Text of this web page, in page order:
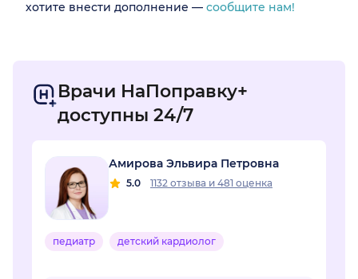
хотите внести дополнение — сообщите нам!
Врачи НаПоправку+
доступны 24/7
Амирова Эльвира Петровна
5.0 1132 отзыва и 481 оценка
педиатр детский кардиолог